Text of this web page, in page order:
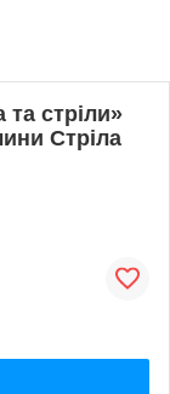
стріли»
Стріла